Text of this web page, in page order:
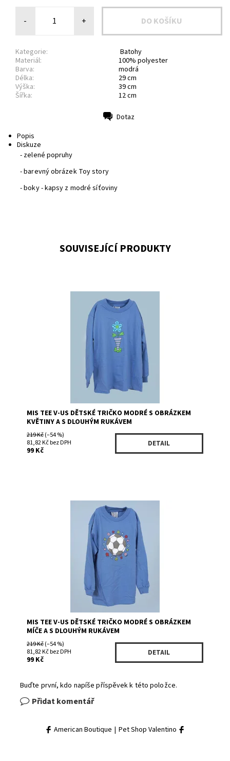
- +
Kategorie:
Batohy
Materiál:
100% polyester
Barva:
modrá
Délka:
29 cm
Výška:
39 cm
Šířka:
12 cm
Dotaz
Popis
Diskuze
- zelené popruhy
- barevný obrázek Toy story
- boky - kapsy z modré síťoviny
SOUVISEJÍCÍ PRODUKTY
Skladem 1
312PRBL
VIZIO U.S.A.
MIS TEE V-US DĚTSKÉ TRIČKO MODRÉ S OBRÁZKEM
KVĚTINY A S DLOUHÝM RUKÁVEM
219 Kč(–54 %)
81,82 Kč bez DPH
99 Kč
DETAIL
Skladem 1
312PR
MIS TEE V-US
MIS TEE V-US DĚTSKÉ TRIČKO MODRÉ S OBRÁZKEM
MÍČE A S DLOUHÝM RUKÁVEM
219 Kč(–54 %)
81,82 Kč bez DPH
99 Kč
DETAIL
Buďte první, kdo napíše příspěvek k této položce.
Přidat komentář
American Boutique | Pet Shop Valentino